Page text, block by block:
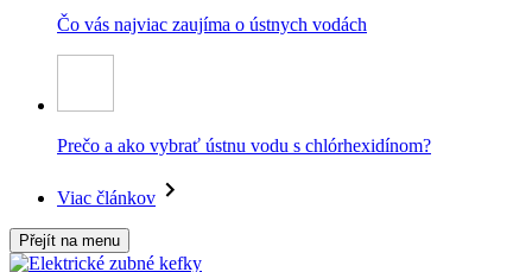
Čo vás najviac zaujíma o ústnych vodách
Prečo a ako vybrať ústnu vodu s chlórhexidínom?
Viac článkov
Přejít na menu